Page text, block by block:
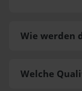
Wie werden
Welche